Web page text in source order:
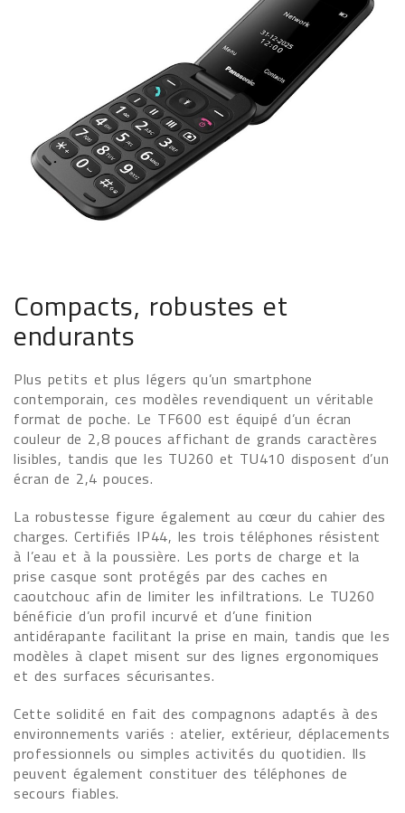
Compacts, robustes et
endurants
Plus petits et plus légers qu’un smartphone
contemporain, ces modèles revendiquent un véritable
format de poche. Le TF600 est équipé d’un écran
couleur de 2,8 pouces affichant de grands caractères
lisibles, tandis que les TU260 et TU410 disposent d’un
écran de 2,4 pouces.
La robustesse figure également au cœur du cahier des
charges. Certifiés IP44, les trois téléphones résistent
à l’eau et à la poussière. Les ports de charge et la
prise casque sont protégés par des caches en
caoutchouc afin de limiter les infiltrations. Le TU260
bénéficie d’un profil incurvé et d’une finition
antidérapante facilitant la prise en main, tandis que les
modèles à clapet misent sur des lignes ergonomiques
et des surfaces sécurisantes.
Cette solidité en fait des compagnons adaptés à des
environnements variés : atelier, extérieur, déplacements
professionnels ou simples activités du quotidien. Ils
peuvent également constituer des téléphones de
secours fiables.